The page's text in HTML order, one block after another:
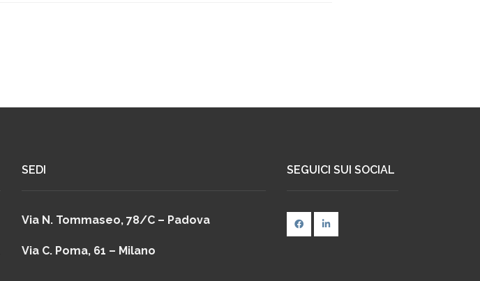
SEDI
Via N. Tommaseo, 78/C – Padova
Via C. Poma, 61 – Milano
SEGUICI SUI SOCIAL